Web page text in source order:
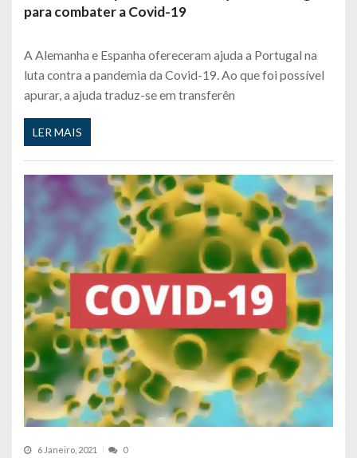
para combater a Covid-19
A Alemanha e Espanha ofereceram ajuda a Portugal na
luta contra a pandemia da Covid-19. Ao que foi possível
apurar, a ajuda traduz-se em transferên
LER MAIS
6 Janeiro, 2021 0